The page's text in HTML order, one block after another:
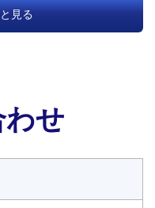
見る
せ